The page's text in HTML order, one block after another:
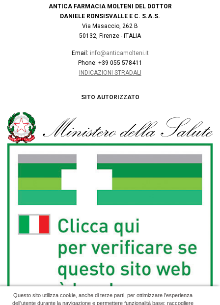
Questo sito utilizza cookie, anche di terze parti, per ottimizzare l'esperienza
dell'utente durante la navigazione e permettere funzionalità base; raccogliere
ANTICA FARMACIA MOLTENI DEL DOTTOR
DANIELE RONSISVALLE E C. S.A.S.
Via Masaccio, 262 B
50132, Firenze - ITALIA
Email: info@anticamolteni.it
Phone: +39 055 578411
INDICAZIONI STRADALI
SITO AUTORIZZATO